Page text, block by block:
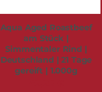
Aqua Aged Roastbeef
am Stück |
Simmentaler Rind |
Deutschland | 21 Tage
gereift | 1.000g